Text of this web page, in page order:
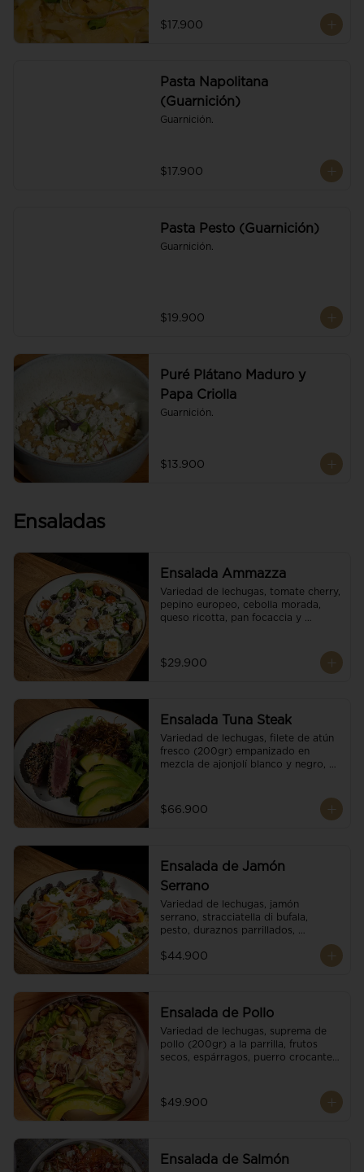
$17.900
Pasta Napolitana
(Guarnición)
Guarnición.
$17.900
Pasta Pesto (Guarnición)
Guarnición.
$19.900
Puré Plátano Maduro y
Papa Criolla
Guarnición.
$13.900
Ensaladas
Ensalada Ammazza
Variedad de lechugas, tomate cherry,
pepino europeo, cebolla morada,
queso ricotta, pan focaccia y
$29.900
Ensalada Tuna Steak
Variedad de lechugas, filete de atún
fresco (200gr) empanizado en
mezcla de ajonjolí blanco y negro,
parmesano, puerro crocante y
reducción de balsámico.
$66.900
Ensalada de Jamón
Serrano
Variedad de lechugas, jamón
serrano, stracciatella di bufala,
pesto, duraznos parrillados,
tomate cherry y vinagreta
$44.900
Ensalada de Pollo
Variedad de lechugas, suprema de
pollo (200gr) a la parrilla, frutos
secos, espárragos, puerro crocante,
balsámico.
$49.900
Ensalada de Salmón